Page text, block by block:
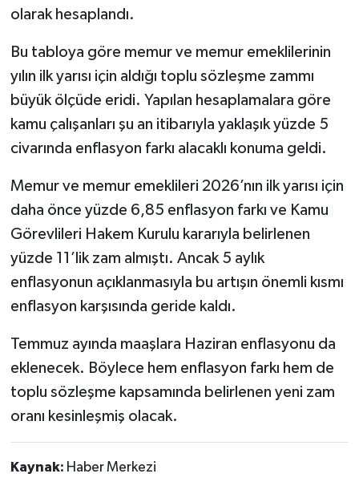
olarak hesaplandı.
Bu tabloya göre memur ve memur emeklilerinin
yılın ilk yarısı için aldığı toplu sözleşme zammı
büyük ölçüde eridi. Yapılan hesaplamalara göre
kamu çalışanları şu an itibarıyla yaklaşık yüzde 5
civarında enflasyon farkı alacaklı konuma geldi.
Memur ve memur emeklileri 2026’nın ilk yarısı için
daha önce yüzde 6,85 enflasyon farkı ve Kamu
Görevlileri Hakem Kurulu kararıyla belirlenen
yüzde 11’lik zam almıştı. Ancak 5 aylık
enflasyonun açıklanmasıyla bu artışın önemli kısmı
enflasyon karşısında geride kaldı.
Temmuz ayında maaşlara Haziran enflasyonu da
eklenecek. Böylece hem enflasyon farkı hem de
toplu sözleşme kapsamında belirlenen yeni zam
oranı kesinleşmiş olacak.
Kaynak: Haber Merkezi